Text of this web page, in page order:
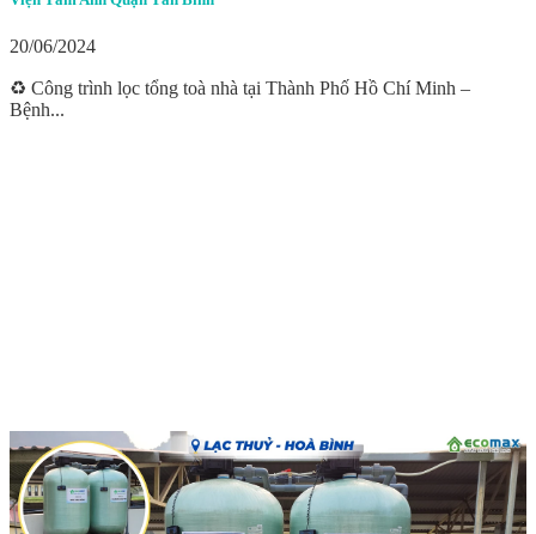
20/06/2024
♻️ Công trình lọc tổng toà nhà tại Thành Phố Hồ Chí Minh –
Bệnh...